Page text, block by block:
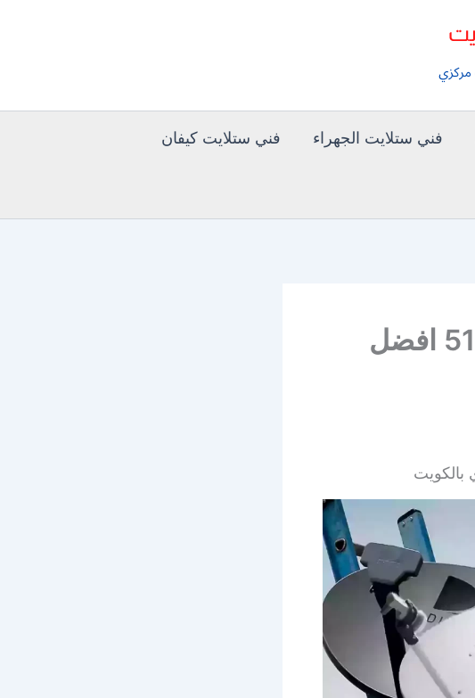
فني ستلايت الجهراء فني ستلايت كيفان
فني ستلايت ميدان حولي 51516050 افضل